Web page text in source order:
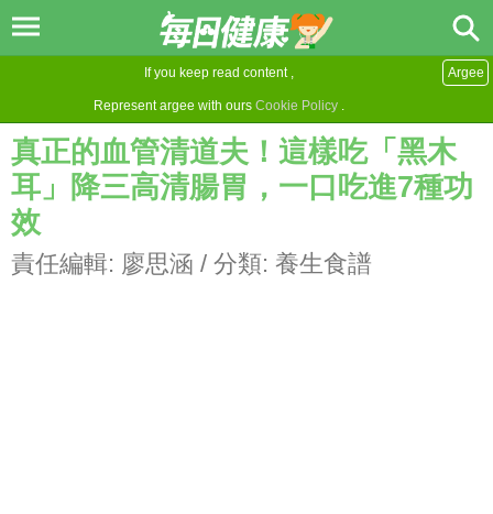
If you keep read content ,
Represent argee with ours Cookie Policy .
Argee
真正的血管清道夫！這樣吃「黑木
耳」降三高清腸胃，一口吃進7種功
效
責任編輯: 廖思涵 / 分類: 養生食譜